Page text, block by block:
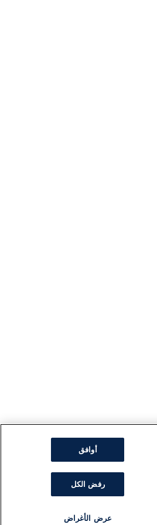
أوافق
رفض الكل
عرض الأغراض